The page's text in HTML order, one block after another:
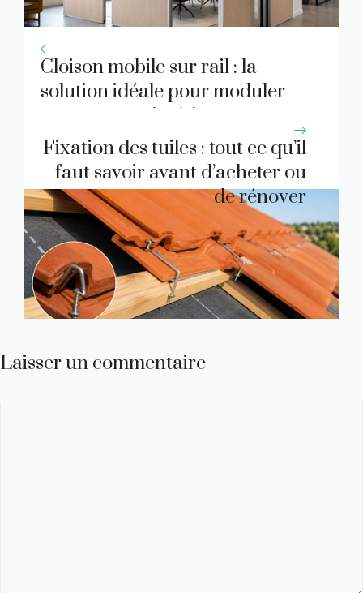
Cloison mobile sur rail : la
solution idéale pour moduler
votre espace intérieur
Fixation des tuiles : tout ce qu’il
faut savoir avant d’acheter ou
de rénover
Laisser un commentaire